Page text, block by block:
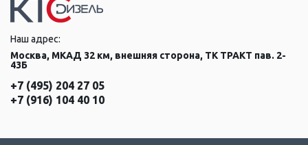
Наш адрес:
Москва, МКАД 32 км, внешняя сторона, ТК ТРАКТ пав. 2-
43Б
+7 (495) 204 27 05
+7 (916) 104 40 10